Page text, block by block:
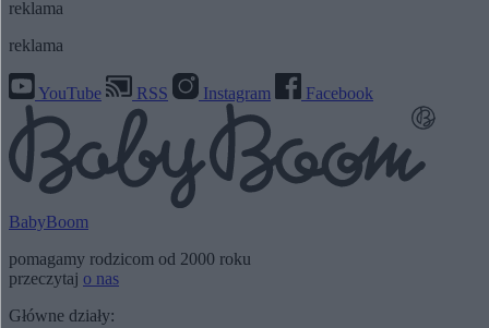
reklama
reklama
YouTube RSS Instagram Facebook
BabyBoom
pomagamy rodzicom od 2000 roku
przeczytaj o nas
Główne działy: